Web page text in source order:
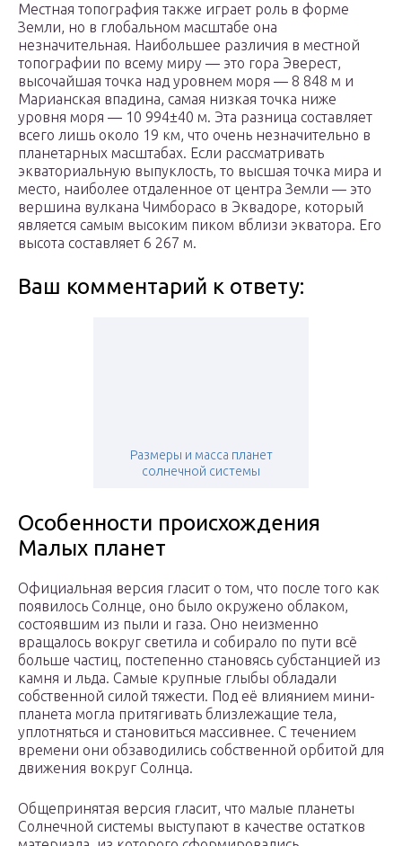
Местная топография также играет роль в форме
Земли, но в глобальном масштабе она
незначительная. Наибольшее различия в местной
топографии по всему миру — это гора Эверест,
высочайшая точка над уровнем моря — 8 848 м и
Марианская впадина, самая низкая точка ниже
уровня моря — 10 994±40 м. Эта разница составляет
всего лишь около 19 км, что очень незначительно в
планетарных масштабах. Если рассматривать
экваториальную выпуклость, то высшая точка мира и
место, наиболее отдаленное от центра Земли — это
вершина вулкана Чимборасо в Эквадоре, который
является самым высоким пиком вблизи экватора. Его
высота составляет 6 267 м.
Ваш комментарий к ответу:
Размеры и масса планет
солнечной системы
Особенности происхождения
Малых планет
Официальная версия гласит о том, что после того как
появилось Солнце, оно было окружено облаком,
состоявшим из пыли и газа. Оно неизменно
вращалось вокруг светила и собирало по пути всё
больше частиц, постепенно становясь субстанцией из
камня и льда. Самые крупные глыбы обладали
собственной силой тяжести. Под её влиянием мини-
планета могла притягивать близлежащие тела,
уплотняться и становиться массивнее. С течением
времени они обзаводились собственной орбитой для
движения вокруг Солнца.
Общепринятая версия гласит, что малые планеты
Солнечной системы выступают в качестве остатков